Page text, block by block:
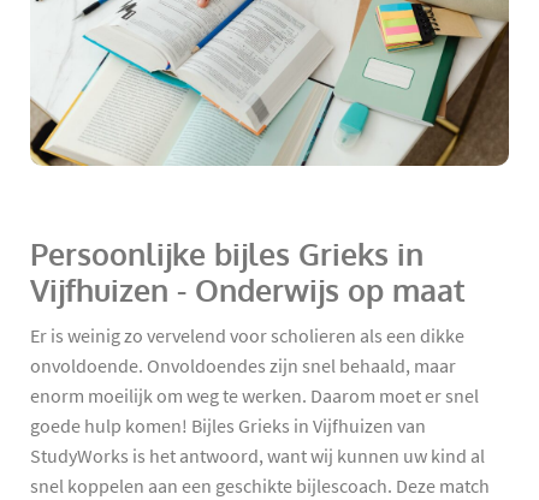
Persoonlijke bijles Grieks in
Vijfhuizen - Onderwijs op maat
Er is weinig zo vervelend voor scholieren als een dikke
onvoldoende. Onvoldoendes zijn snel behaald, maar
enorm moeilijk om weg te werken. Daarom moet er snel
goede hulp komen! Bijles Grieks in Vijfhuizen van
StudyWorks is het antwoord, want wij kunnen uw kind al
snel koppelen aan een geschikte bijlescoach. Deze match